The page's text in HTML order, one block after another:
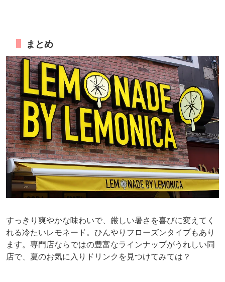
まとめ
すっきり爽やかな味わいで、厳しい暑さを喜びに変えてく
れる冷たいレモネード。ひんやりフローズンタイプもあり
ます。専門店ならではの豊富なラインナップがうれしい同
店で、夏のお気に入りドリンクを見つけてみては？